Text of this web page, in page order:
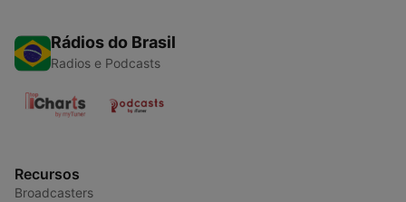
Rádios do Brasil
Radios e Podcasts
Recursos
Broadcasters